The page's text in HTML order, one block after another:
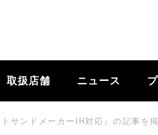
取扱店舗 ニュース
サンドメーカーIH対応』の記事を